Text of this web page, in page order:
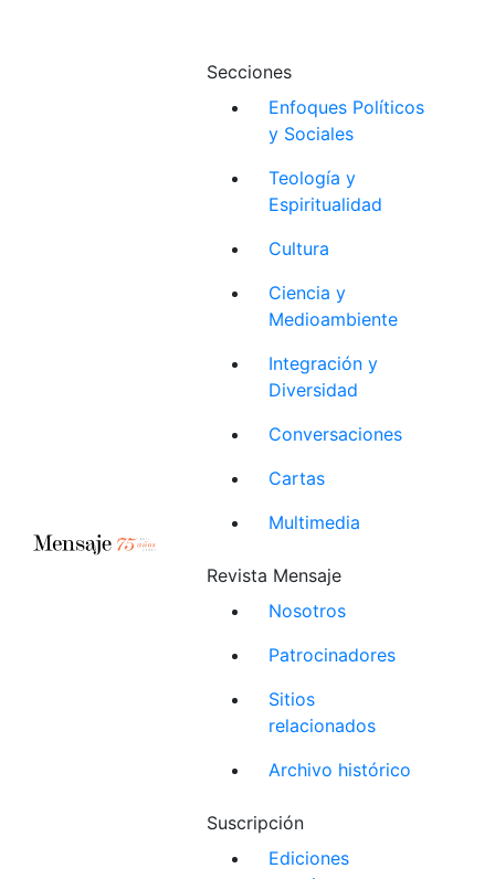
Secciones
Enfoques Políticos
y Sociales
Teología y
Espiritualidad
Cultura
Ciencia y
Medioambiente
Integración y
Diversidad
Conversaciones
Cartas
Multimedia
Revista Mensaje
Nosotros
Patrocinadores
Sitios
relacionados
Archivo histórico
Suscripción
Ediciones